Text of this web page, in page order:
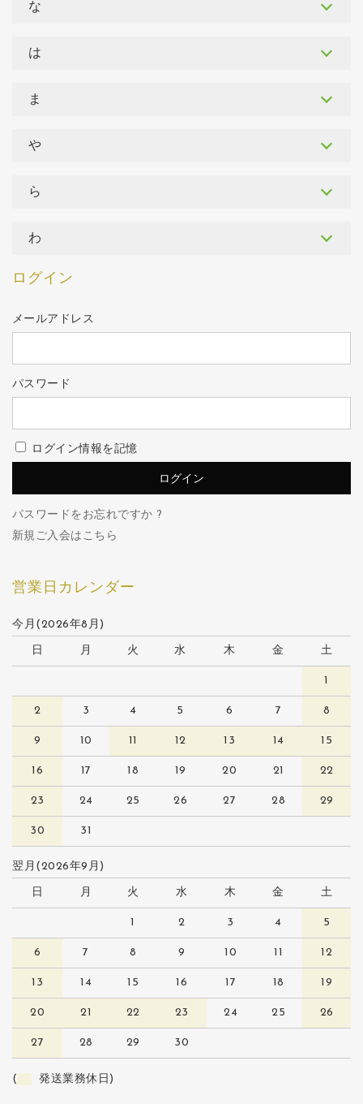
な
は
ま
や
ら
わ
ログイン
メールアドレス
パスワード
ログイン情報を記憶
パスワードをお忘れですか ?
新規ご入会はこちら
営業日カレンダー
今月(2026年8月)
日 月 火 水 木 金 土
1
2 3 4 5 6 7 8
9 10 11 12 13 14 15
16 17 18 19 20 21 22
23 24 25 26 27 28 29
30 31
翌月(2026年9月)
日 月 火 水 木 金 土
1 2 3 4 5
6 7 8 9 10 11 12
13 14 15 16 17 18 19
20 21 22 23 24 25 26
27 28 29 30
( 発送業務休日)